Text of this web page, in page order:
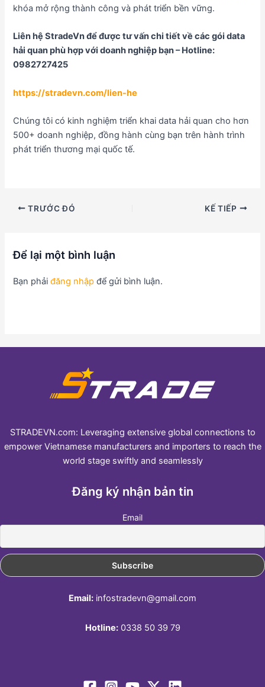
khóa mở rộng thành công và phát triển bền vững.
Liên hệ StradeVn để được tư vấn chi tiết về các gói data
hải quan phù hợp với doanh nghiệp bạn – Hotline:
0982727425
https://stradevn.com/lien-he
Chúng tôi có kinh nghiệm triển khai data hải quan cho hơn
500+ doanh nghiệp, đồng hành cùng bạn trên hành trình
phát triển thương mại quốc tế.
TRƯỚC ĐÓ KẾ TIẾP
Để lại một bình luận
Bạn phảiđăng nhập để gửi bình luận.
STRADEVN.com: Leveraging extensive global connections to
empower Vietnamese manufacturers and importers to reach the
world stage swiftly and seamlessly
Đăng ký nhận bản tin
Email
Email: infostradevn@gmail.com
Hotline:0338 50 39 79